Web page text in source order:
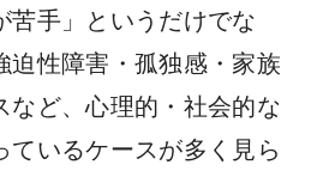
苦手」というだけでな
迫性障害・孤独感・家族
など、心理的・社会的な
ているケースが多く見ら